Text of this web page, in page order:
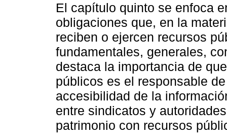
El capítulo quinto se enfoca
obligaciones que, en la
reciben o ejercen recursos
fundamentales, generales,
destaca la importancia de
públicos es el responsable
accesibilidad de la
entre sindicatos y
patrimonio con recursos